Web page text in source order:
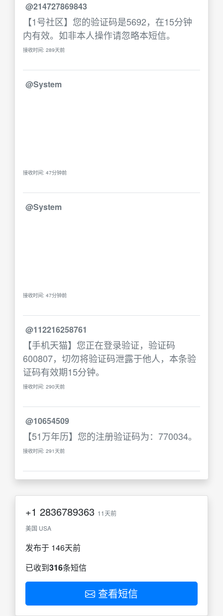
@214727869843
【1号社区】您的验证码是5692，在15分钟
内有效。如非本人操作请忽略本短信。
接收时间: 289天前
@System
接收时间: 47分钟前
@System
接收时间: 47分钟前
@112216258761
【手机天猫】您正在登录验证，验证码
600807，切勿将验证码泄露于他人，本条验
证码有效期15分钟。
接收时间: 290天前
@10654509
【51万年历】您的注册验证码为：770034。
接收时间: 291天前
+1 2836789363 11天前
美国 USA
发布于 146天前
已收到316条短信
查看短信